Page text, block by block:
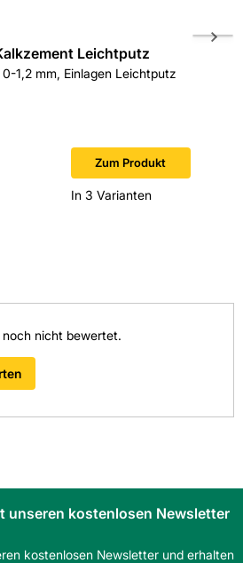
eine wirtschaftliche Verarbeitung
Stunden – für schnelle Ergebnisse
und eine schnelle Verarbeitung
Leichtputz
1,2 mm, Einlagen Leichtputz
Zum Produkt
In 3 Varianten
nicht bewertet.
unseren kostenlosen Newsletter
kostenlosen Newsletter und erhalten